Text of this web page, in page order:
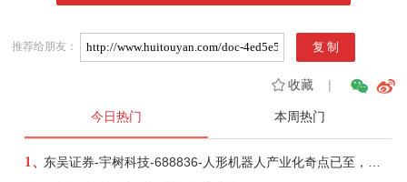
推荐给朋友：
收藏|
今日热门 本周热门
1、